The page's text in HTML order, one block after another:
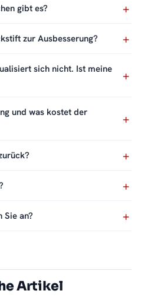
gibt es?
zur Ausbesserung?
sich nicht. Ist meine
und was kostet der
Sie an?
Artikel